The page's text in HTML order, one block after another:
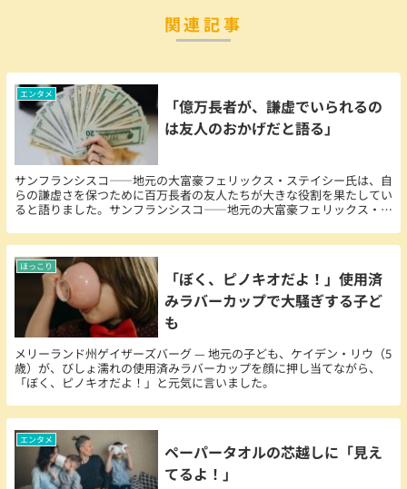
関連記事
エンタメ
「億万長者が、謙虚でいられるの
は友人のおかげだと語る」
サンフランシスコ――地元の大富豪フェリックス・ステイシー氏は、自
らの謙虚さを保つために百万長者の友人たちが大きな役割を果たしてい
ると語りました。サンフランシスコ――地元の大富豪フェリックス・ス
役割を果たしていると語りました。
ほっこり
「ぼく、ピノキオだよ！」使用済
みラバーカップで大騒ぎする子ど
も
メリーランド州ゲイザーズバーグ — 地元の子ども、ケイデン・リウ（5
歳）が、びしょ濡れの使用済みラバーカップを顔に押し当てながら、
「ぼく、ピノキオだよ！」と元気に言いました。
エンタメ
ペーパータオルの芯越しに「見え
てるよ！」